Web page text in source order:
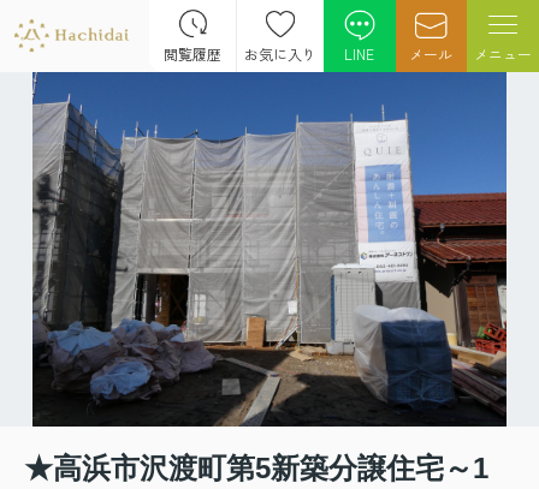
閲覧履歴 お気に入り LINE メール メニュー
★高浜市沢渡町第5新築分譲住宅～1